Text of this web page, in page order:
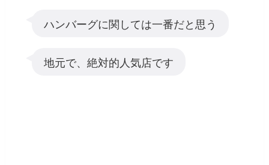
ハンバーグに関しては一番だと思う
地元で、絶対的人気店です